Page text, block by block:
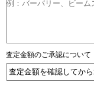
査定金額のご承認について